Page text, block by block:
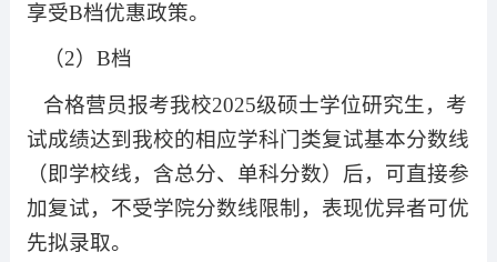
享受B档优惠政策。
（2） B档
合格营员报考我校2025级硕士学位研究生，考
试成绩达到我校的相应学科门类复试基本分数线
（即学校线，含总分、单科分数）后，可直接参
加复试，不受学院分数线限制，表现优异者可优
先拟录取。